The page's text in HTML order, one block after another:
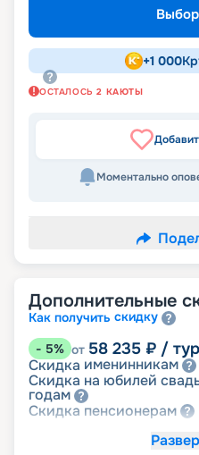
+1 000
ОСТАЛОСЬ 2 КАЮТЫ
Моментально
Дополнительные
Как получить скидку
- 5% от 58 235 ₽ /
Скидка именинникам
Скидка на юбилей
годам
Скидка пенсионерам